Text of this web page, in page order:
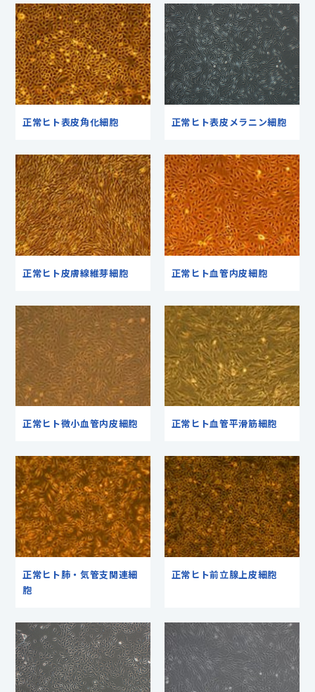
正常ヒト表皮角化細胞 正常ヒト表皮メラニン細胞
正常ヒト皮膚線維芽細胞 正常ヒト血管内皮細胞
正常ヒト微小血管内皮細胞 正常ヒト血管平滑筋細胞
正常ヒト肺・気管支関連細
胞
正常ヒト前立腺上皮細胞